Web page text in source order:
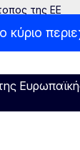
της ΕΕ